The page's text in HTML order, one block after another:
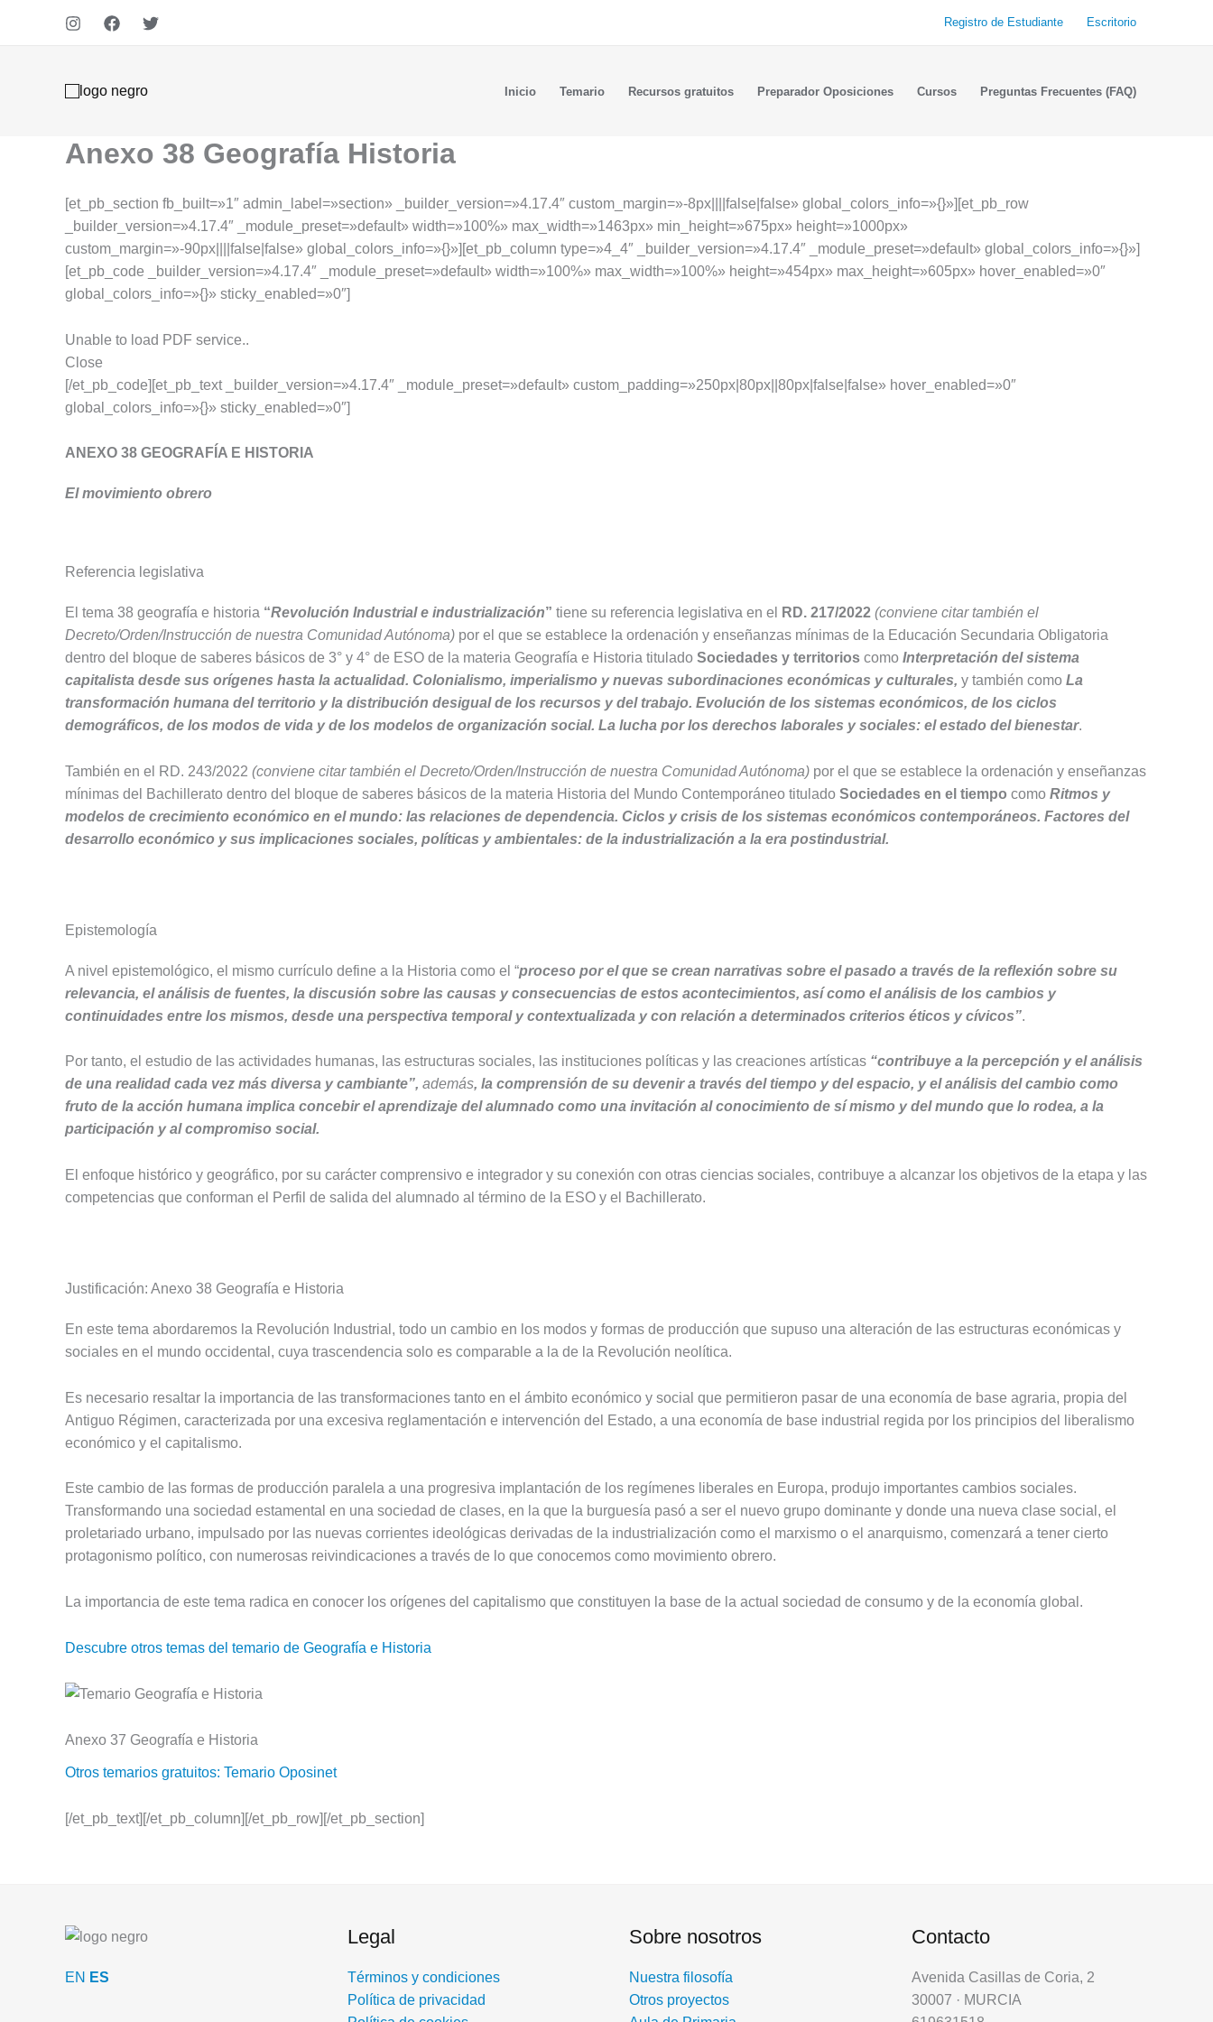
Registro de Estudiante Escritorio
Inicio Temario Recursos gratuitos Preparador Oposiciones Cursos Preguntas Frecuentes (FAQ)
Anexo 38 Geografía Historia
[et_pb_section fb_built=»1″ admin_label=»section» _builder_version=»4.17.4″ custom_margin=»-8px||||false|false» global_colors_info=»{}»][et_pb_row
_builder_version=»4.17.4″ _module_preset=»default» width=»100%» max_width=»1463px» min_height=»675px» height=»1000px»
custom_margin=»-90px||||false|false» global_colors_info=»{}»][et_pb_column type=»4_4″ _builder_version=»4.17.4″ _module_preset=»default» global_colors_info=»{}»]
[et_pb_code _builder_version=»4.17.4″ _module_preset=»default» width=»100%» max_width=»100%» height=»454px» max_height=»605px» hover_enabled=»0″
global_colors_info=»{}» sticky_enabled=»0″]
Unable to load PDF service..
Close
[/et_pb_code][et_pb_text _builder_version=»4.17.4″ _module_preset=»default» custom_padding=»250px|80px||80px|false|false» hover_enabled=»0″
global_colors_info=»{}» sticky_enabled=»0″]
ANEXO 38 GEOGRAFÍA E HISTORIA
El movimiento obrero
Referencia legislativa
El tema 38 geografía e historia “Revolución Industrial e industrialización” tiene su referencia legislativa en el RD. 217/2022 (conviene citar también el
Decreto/Orden/Instrucción de nuestra Comunidad Autónoma) por el que se establece la ordenación y enseñanzas mínimas de la Educación Secundaria Obligatoria
dentro del bloque de saberes básicos de 3° y 4° de ESO de la materia Geografía e Historia titulado Sociedades y territorios como Interpretación del sistema
capitalista desde sus orígenes hasta la actualidad. Colonialismo, imperialismo y nuevas subordinaciones económicas y culturales, y también como La
transformación humana del territorio y la distribución desigual de los recursos y del trabajo. Evolución de los sistemas económicos, de los ciclos
demográficos, de los modos de vida y de los modelos de organización social. La lucha por los derechos laborales y sociales: el estado del bienestar.
También en el RD. 243/2022 (conviene citar también el Decreto/Orden/Instrucción de nuestra Comunidad Autónoma) por el que se establece la ordenación y enseñanzas
mínimas del Bachillerato dentro del bloque de saberes básicos de la materia Historia del Mundo Contemporáneo titulado Sociedades en el tiempo como Ritmos y
modelos de crecimiento económico en el mundo: las relaciones de dependencia. Ciclos y crisis de los sistemas económicos contemporáneos. Factores del
desarrollo económico y sus implicaciones sociales, políticas y ambientales: de la industrialización a la era postindustrial.
Epistemología
A nivel epistemológico, el mismo currículo define a la Historia como el “proceso por el que se crean narrativas sobre el pasado a través de la reflexión sobre su
relevancia, el análisis de fuentes, la discusión sobre las causas y consecuencias de estos acontecimientos, así como el análisis de los cambios y
continuidades entre los mismos, desde una perspectiva temporal y contextualizada y con relación a determinados criterios éticos y cívicos”.
Por tanto, el estudio de las actividades humanas, las estructuras sociales, las instituciones políticas y las creaciones artísticas “contribuye a la percepción y el análisis
de una realidad cada vez más diversa y cambiante”, además, la comprensión de su devenir a través del tiempo y del espacio, y el análisis del cambio como
fruto de la acción humana implica concebir el aprendizaje del alumnado como una invitación al conocimiento de sí mismo y del mundo que lo rodea, a la
participación y al compromiso social.
El enfoque histórico y geográfico, por su carácter comprensivo e integrador y su conexión con otras ciencias sociales, contribuye a alcanzar los objetivos de la etapa y las
competencias que conforman el Perfil de salida del alumnado al término de la ESO y el Bachillerato.
Justificación: Anexo 38 Geografía e Historia
En este tema abordaremos la Revolución Industrial, todo un cambio en los modos y formas de producción que supuso una alteración de las estructuras económicas y
sociales en el mundo occidental, cuya trascendencia solo es comparable a la de la Revolución neolítica.
Es necesario resaltar la importancia de las transformaciones tanto en el ámbito económico y social que permitieron pasar de una economía de base agraria, propia del
Antiguo Régimen, caracterizada por una excesiva reglamentación e intervención del Estado, a una economía de base industrial regida por los principios del liberalismo
económico y el capitalismo.
Este cambio de las formas de producción paralela a una progresiva implantación de los regímenes liberales en Europa, produjo importantes cambios sociales.
Transformando una sociedad estamental en una sociedad de clases, en la que la burguesía pasó a ser el nuevo grupo dominante y donde una nueva clase social, el
proletariado urbano, impulsado por las nuevas corrientes ideológicas derivadas de la industrialización como el marxismo o el anarquismo, comenzará a tener cierto
protagonismo político, con numerosas reivindicaciones a través de lo que conocemos como movimiento obrero.
La importancia de este tema radica en conocer los orígenes del capitalismo que constituyen la base de la actual sociedad de consumo y de la economía global.
Descubre otros temas del temario de Geografía e Historia
Anexo 37 Geografía e Historia
Otros temarios gratuitos: Temario Oposinet
[/et_pb_text][/et_pb_column][/et_pb_row][/et_pb_section]
EN ES
Legal
Términos y condiciones
Política de privacidad
Sobre nosotros
Nuestra filosofía
Otros proyectos
Contacto
Avenida Casillas de Coria, 2
30007 · MURCIA